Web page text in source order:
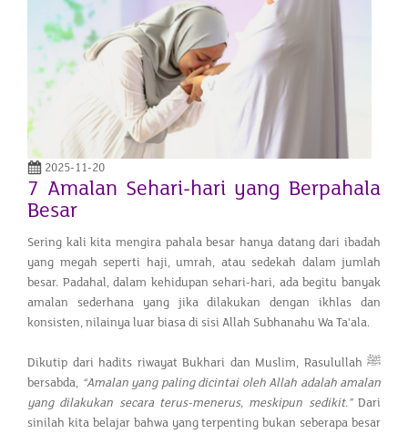
2025-11-20
7 Amalan Sehari-hari yang Berpahala
Besar
Sering kali kita mengira pahala besar hanya datang dari ibadah
yang megah seperti haji, umrah, atau sedekah dalam jumlah
besar. Padahal, dalam kehidupan sehari-hari, ada begitu banyak
amalan sederhana yang jika dilakukan dengan ikhlas dan
konsisten, nilainya luar biasa di sisi Allah Subhanahu Wa Ta'ala.
Dikutip dari hadits riwayat Bukhari dan Muslim, Rasulullah ﷺ
bersabda, “Amalan yang paling dicintai oleh Allah adalah amalan
yang dilakukan secara terus-menerus, meskipun sedikit.”Dari
sinilah kita belajar bahwa yang terpenting bukan seberapa besar